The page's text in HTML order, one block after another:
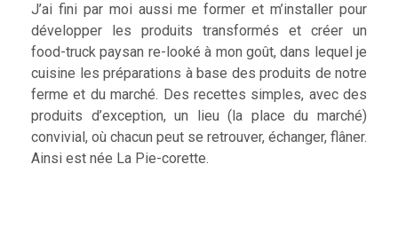
J’ai fini par moi aussi me former et m’installer pour
développer les produits transformés et créer un
food-truck paysan re-looké à mon goût, dans lequel je
cuisine les préparations à base des produits de notre
ferme et du marché. Des recettes simples, avec des
produits d’exception, un lieu (la place du marché)
convivial, où chacun peut se retrouver, échanger, flâner.
Ainsi est née La Pie-corette.